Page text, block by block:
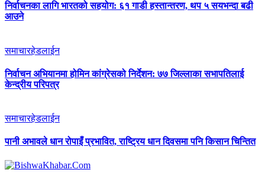
निर्वाचनका लागि भारतको सहयोग: ६१ गाडी हस्तान्तरण, थप ५ सयभन्दा बढी
आउने
समाचारहेडलाईन
निर्वाचन अभियानमा होमिन कांग्रेसको निर्देशन: ७७ जिल्लाका सभापतिलाई
केन्द्रीय परिपत्र
समाचारहेडलाईन
पानी अभावले धान रोपाइँ प्रभावित, राष्ट्रिय धान दिवसमा पनि किसान चिन्तित